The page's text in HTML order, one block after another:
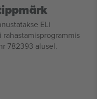
ELi
782393 alusel.